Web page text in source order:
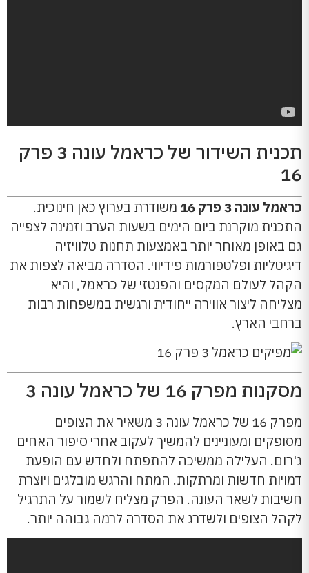
תכנית השידור של כראמל עונה 3 פרק
16
כראמל עונה 3 פרק 16
משודרת בערוץ כאן חינוכית.
התכנית מוקרנת ביום הימים בשעות הערב וזמינה לצפייה
גם באופן מאוחר יותר באמצעות תחנות טלוויזיה
דיגיטליות ופלטפורמות פידיווי. הסדרה מביאה לצפות את
הקהל לעולם המקסים והפנטזי של כראמל, והיא
מצליחה ליצור אווירה ייחודית ורגשית במשפחות רבות
ברחבי הארץ.
מסקנות מפרק 16 של כראמל עונה 3
מפרק 16 של כראמל עונה 3 משאיר את הצופים
מסופקים ומעוניינים להמשיך לעקוב אחרי סיפור האחים
ג'רום. העלילה ממשיכה להתפתח ולחדש עם הופעת
דמויות חדשות ומרתקות. המתח והרגש מובלגים ויוצרת
חשיבות לשאר העונה. הפרק מצליח לשמור על התרגיל
לקהל הצופים ולשדרג את הסדרה לרמה גבוהה יותר.